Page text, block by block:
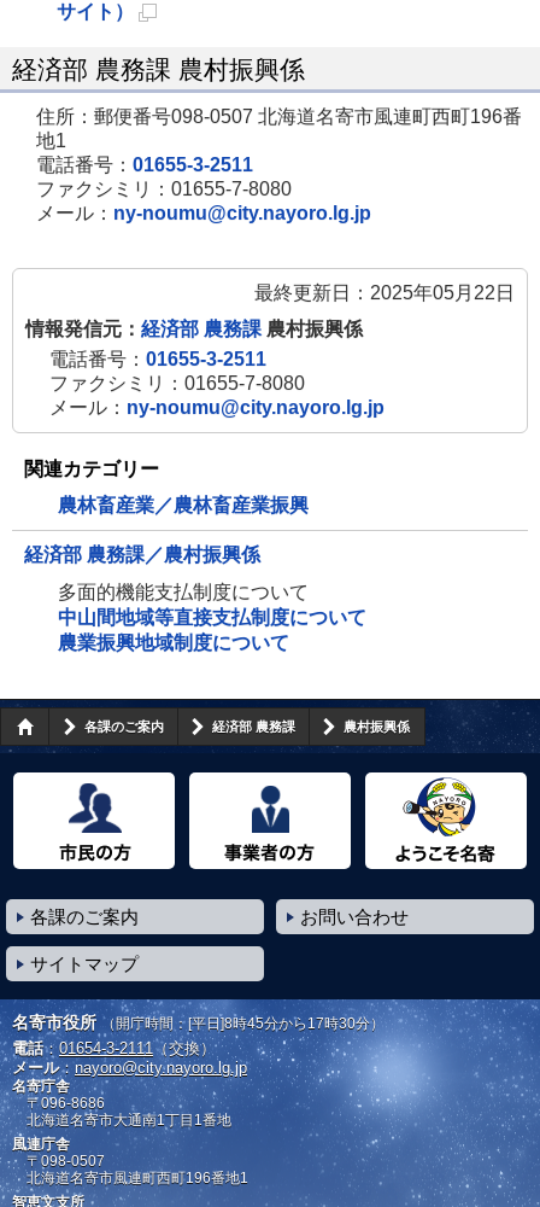
サイト）
規
ペ
ジ
で
す
経済部 農務課 農村振興係
住所：郵便番号098-0507 北海道名寄市風連町西町196番
地1
電話番号： 01655-3-2511
ファクシミリ：01655-7-8080
メール： ny-noumu@city.nayoro.lg.jp
最終更新日：2025年05月22日
情報発信元： 経済部 農務課 農村振興係
電話番号： 01655-3-2511
ファクシミリ：01655-7-8080
メール： ny-noumu@city.nayoro.lg.jp
関連カテゴリー
農林畜産業／農林畜産業振興
経済部 農務課／農村振興係
多面的機能支払制度について
中山間地域等直接支払制度について
農業振興地域制度について
各課のご案内 経済部 農務課 農村振興係
各課のご案内 お問い合わせ
サイトマップ
名寄市役所 （開庁時間：[平日]8時45分から17時30分）
電話：01654-3-2111 （交換）
メール： nayoro@city.nayoro.lg.jp
名寄庁舎
〒096-8686
北海道名寄市大通南1丁目1番地
風連庁舎
〒098-0507
北海道名寄市風連町西町196番地1
智恵文支所